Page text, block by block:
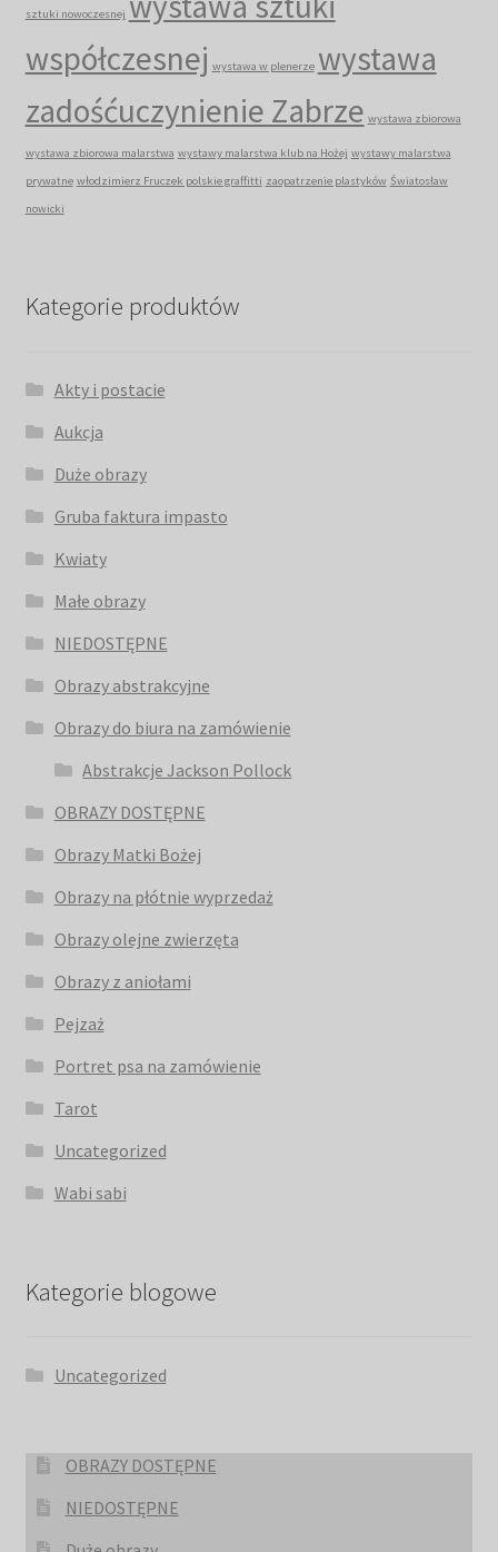
sztuki nowoczesnej
współczesnej wystawa w plenerze wystawa
zadośćuczynienie Zabrze wystawa zbiorowa
wystawa zbiorowa malarstwa wystawy malarstwa klub na Hożej wystawy malarstwa
prywatne włodzimierz Fruczek polskie graffitti zaopatrzenie plastyków Światosław
nowicki
Kategorie produktów
Akty i postacie
Aukcja
Duże obrazy
Gruba faktura impasto
Kwiaty
Małe obrazy
NIEDOSTĘPNE
Obrazy abstrakcyjne
Obrazy do biura na zamówienie
Abstrakcje Jackson Pollock
OBRAZY DOSTĘPNE
Obrazy Matki Bożej
Obrazy na płótnie wyprzedaż
Obrazy olejne zwierzęta
Obrazy z aniołami
Pejzaż
Portret psa na zamówienie
Tarot
Uncategorized
Wabi sabi
Kategorie blogowe
Uncategorized
OBRAZY DOSTĘPNE
NIEDOSTĘPNE